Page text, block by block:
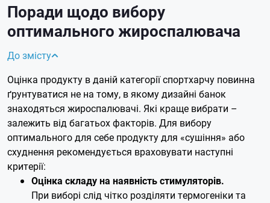
Поради щодо вибору
оптимального жироспалювача
До змісту
Оцінка продукту в даній категорії спортхарчу повинна
ґрунтуватися не на тому, в якому дизайні банок
знаходяться жироспалювачі. Які краще вибрати –
залежить від багатьох факторів. Для вибору
оптимального для себе продукту для «сушіння» або
схуднення рекомендується враховувати наступні
критерії:
Оцінка складу на наявність стимуляторів.
При виборі слід чітко розділяти термогеніки та